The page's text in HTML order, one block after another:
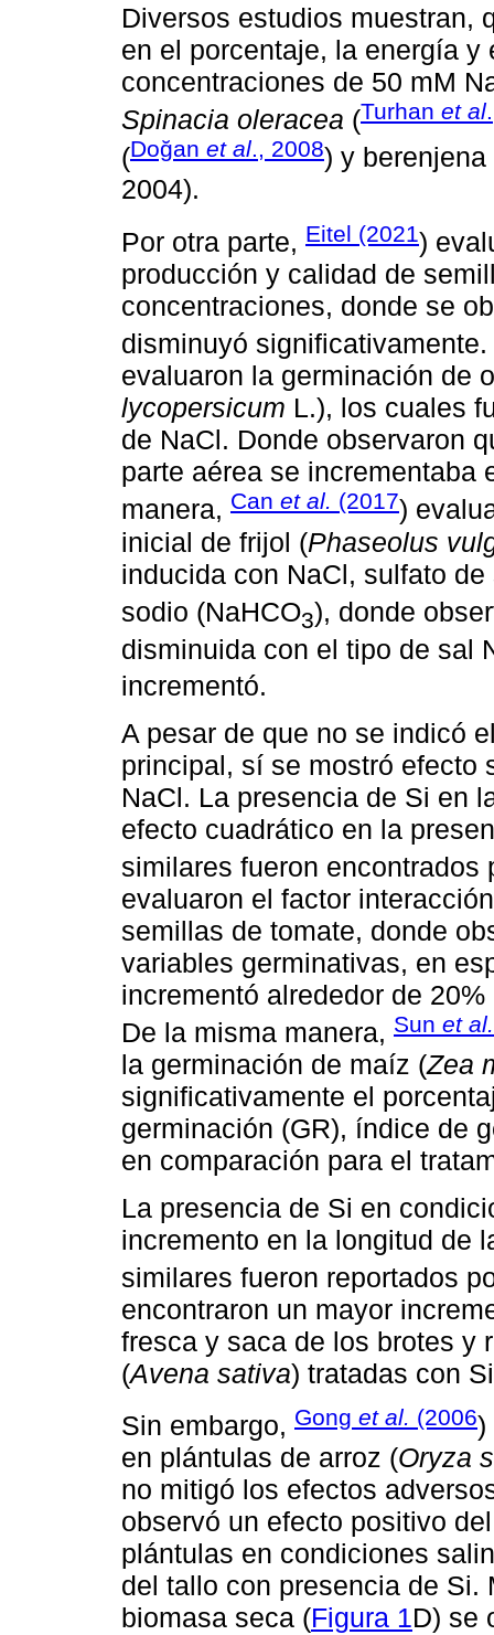
Diversos estudios muestran,
en el porcentaje, la energía
concentraciones de 50 mM
Spinacia oleracea (Turhan et al
(Doğan et al., 2008) y berenjena
2004).
Por otra parte, Eitel (2021)
producción y calidad de
concentraciones, donde se
disminuyó
evaluaron la germinación de
lycopersicum L.), los cuales
de NaCl. Donde observaron
parte aérea se incrementaba
manera, Can et al. (2017)
inicial de frijol (Phaseolus
inducida con NaCl, sulfato de
sodio (NaHCO3), donde
disminuida con el tipo de sal
incrementó.
A pesar de que no se indicó
principal, sí se mostró efecto
NaCl. La presencia de Si en
efecto cuadrático en la
similares fueron encontrados
evaluaron el factor
semillas de tomate, donde
variables germinativas, en
incrementó alrededor de
De la misma manera, Sun et al.
la germinación de maíz (Zea
significativamente el
germinación (GR), índice de
en comparación para el
La presencia de Si en
incremento en la longitud de
similares fueron reportados
encontraron un mayor
fresca y saca de los brotes y
(Avena sativa) tratadas con
Sin embargo, Gong et al. (2006)
en plántulas de arroz (Oryza
no mitigó los efectos
observó un efecto positivo
plántulas en condiciones
del tallo con presencia de Si.
biomasa seca (Figura 1D) se